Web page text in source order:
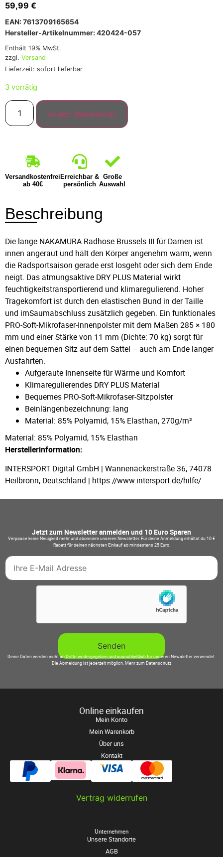
59,99 €
EAN: 7613709165654
Hersteller-Artikelnummer: 420424-057
Enthält 19% MwSt.
zzgl. Versand
Lieferzeit: sofort lieferbar
3 vorrätig
In den Warenkorb
Versandkostenfrei
ab 40€
Erreichbar &
persönlich
Große
Auswahl
Beschreibung
Die lange NAKAMURA Radhose Brussels III für Damen ist
innen angeraut und hält den Körper angenehm warm, wenn
die Radsportsaison gerade erst losgeht oder sich dem Ende
neigt. Das atmungsaktive DRY PLUS Material wirkt
feuchtigkeitstransportierend und klimaregulierend. Hoher
Tragekomfort ist durch den elastischen Bund in der Taille
und imSaumabschluss zusätzlich gegeben. Ein funktionales
PRO-Soft-Mikrofaser-Innenpolster mit dem Maßen 285 × 180
mm und einer Stärke von 11 mm (Dichte: 70 kg) sorgt für
einen bequemen Sitz auf dem Sattel – auch am Ende langer
Ausfahrten.
Aufgeraute Innenseite für Wärme und Komfort
Klimaregulierendes DRY PLUS Material
Bequemes PRO-Soft-Mikrofaser-Sitzpolster
Beinlängenbezeichnung: lang
Material: 85% Polyamid, 15% Elasthan, 270g/m²
Material: 85% Polyamid, 15% Elasthan
Herstellerinformation:
INTERSPORT Digital GmbH | Wannenäckerstraße 36, 74078
Heilbronn, Deutschland | https://www.intersport.de/hilfe/
Jetzt zum Newsletter anmelden und 10 Euro Sparen
Verpasse keine Neuigkeit mehr und abonniere unseren Newsletter. Für deine Anmeldung erhältst du 10 €
Rabatt für deinen nächsten Einkauf ab mindestens 25 Euro.
Deine Daten werden nicht an Dritte weitergegeben und ausschließlich für unseren Newsletter verwendet.
Die Abmeldung ist jederzeit möglich.Mehr zum Datenschutz
Online einkaufen
Mein Konto
Mein Warenkorb
Über uns
Kontakt
Vertrag widerrufen
Unternehmen
Unsere Standorte
AGB